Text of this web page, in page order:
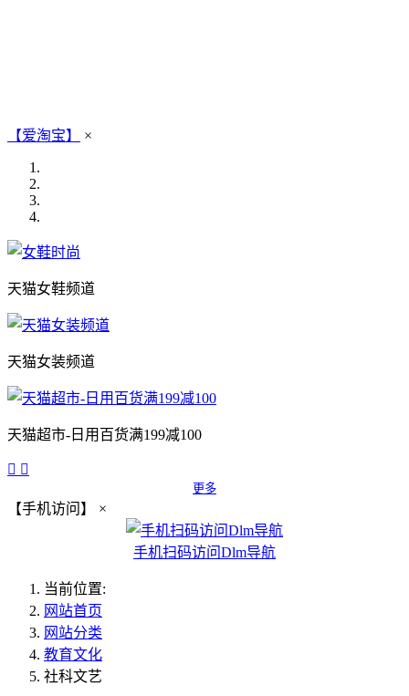
【爱淘宝】 ×
天猫女鞋频道
天猫女装频道
天猫超市-日用百货满199减100
 
更多
【手机访问】 ×
手机扫码访问Dlm导航
当前位置:
网站首页
网站分类
教育文化
社科文艺